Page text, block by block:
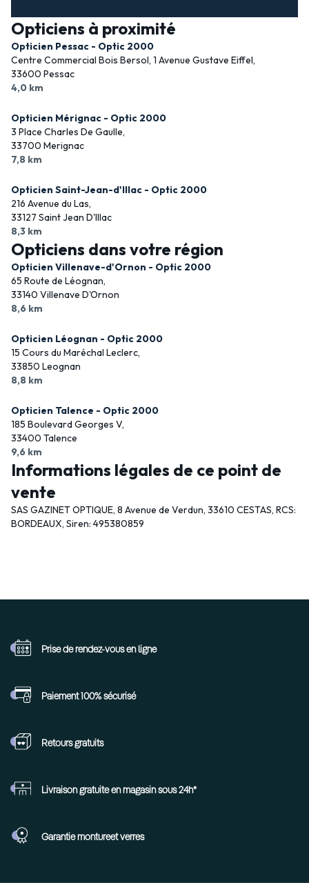
Opticiens à proximité
Opticien Pessac - Optic 2000
Centre Commercial Bois Bersol, 1 Avenue Gustave Eiffel,
33600 Pessac
4,0 km
Opticien Mérignac - Optic 2000
3 Place Charles De Gaulle,
33700 Merignac
7,8 km
Opticien Saint-Jean-d'Illac - Optic 2000
216 Avenue du Las,
33127 Saint Jean D'Illac
8,3 km
Opticiens dans votre région
Opticien Villenave-d'Ornon - Optic 2000
65 Route de Léognan,
33140 Villenave D'Ornon
8,6 km
Opticien Léognan - Optic 2000
15 Cours du Maréchal Leclerc,
33850 Leognan
8,8 km
Opticien Talence - Optic 2000
185 Boulevard Georges V,
33400 Talence
9,6 km
Informations légales de ce point de
vente
SAS GAZINET OPTIQUE, 8 Avenue de Verdun, 33610 CESTAS, RCS:
BORDEAUX, Siren: 495380859
Prise de rendez-vous en ligne
Paiement 100%sécurisé
Retoursgratuits
Livraison gratuite en magasin sous 24h*
Garantie montureet verres